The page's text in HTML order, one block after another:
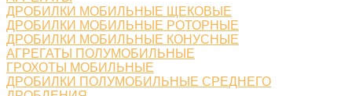
ДРОБИЛКИ МОБИЛЬНЫЕ ЩЕКОВЫЕ
ДРОБИЛКИ МОБИЛЬНЫЕ РОТОРНЫЕ
ДРОБИЛКИ МОБИЛЬНЫЕ КОНУСНЫЕ
АГРЕГАТЫ ПОЛУМОБИЛЬНЫЕ
ГРОХОТЫ МОБИЛЬНЫЕ
ДРОБИЛКИ ПОЛУМОБИЛЬНЫЕ СРЕДНЕГО